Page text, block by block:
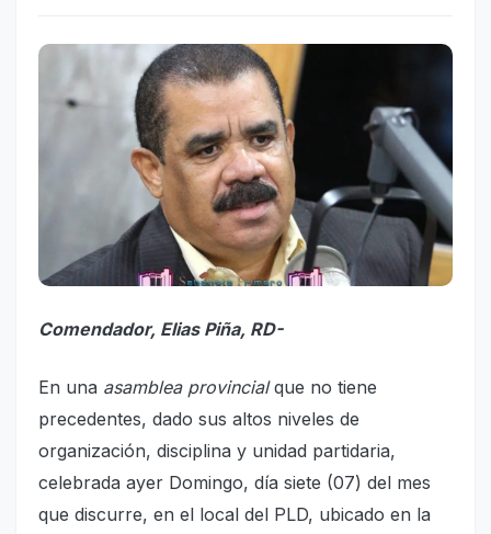
Comendador, Elias Piña, RD-
En una asamblea provincialque no tiene
precedentes, dado sus altos niveles de
organización, disciplina y unidad partidaria,
celebrada ayer Domingo, día siete (07) del mes
que discurre, en el local del PLD, ubicado en la